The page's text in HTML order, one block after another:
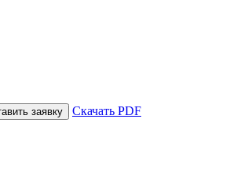
заявку Скачать PDF